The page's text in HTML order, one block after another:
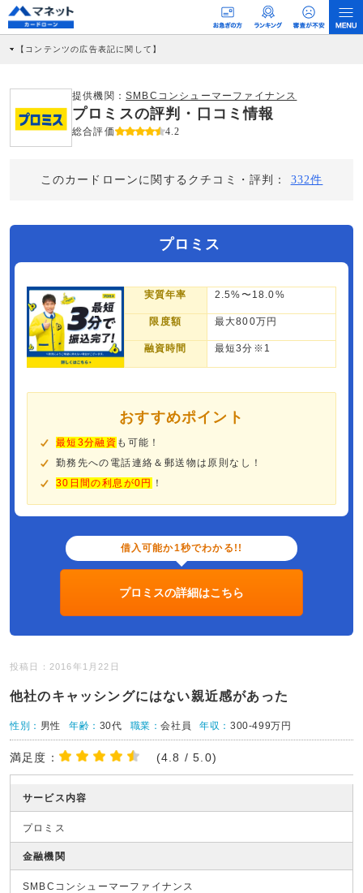
【コンテンツの広告表記に関して】
社に対して企業から紹介報酬が支払われるという収益モデルです。 ただし、特定の
商品を根拠なくPRするものではなく、当編集部の調査／ユーザーへの口コミ収集な
どに基づき、公平性を担保した情報提供を行っています。
>提携企業一覧
提供機関： SMBCコンシューマーファイナンス
プロミスの評判・口コミ情報
総合評価 4.2
このカードローンに関するクチコミ・評判： 332件
プロミス
実質年率 2.5%〜18.0%
限度額 最大800万円
融資時間 最短3分※1
おすすめポイント
最短3分融資 も可能！
勤務先への電話連絡＆郵送物は原則なし！
30日間の利息が0円
！
借入可能か1秒でわかる!!
プロミスの詳細はこちら
投稿日：2016年1月22日
他社のキャッシングにはない親近感があった
性別： 男性 年齢： 30代 職業：会社員 年収：300-499万円
満足度： (4.8 / 5.0)
サービス内容
プロミス
金融機関
SMBCコンシューマーファイナンス